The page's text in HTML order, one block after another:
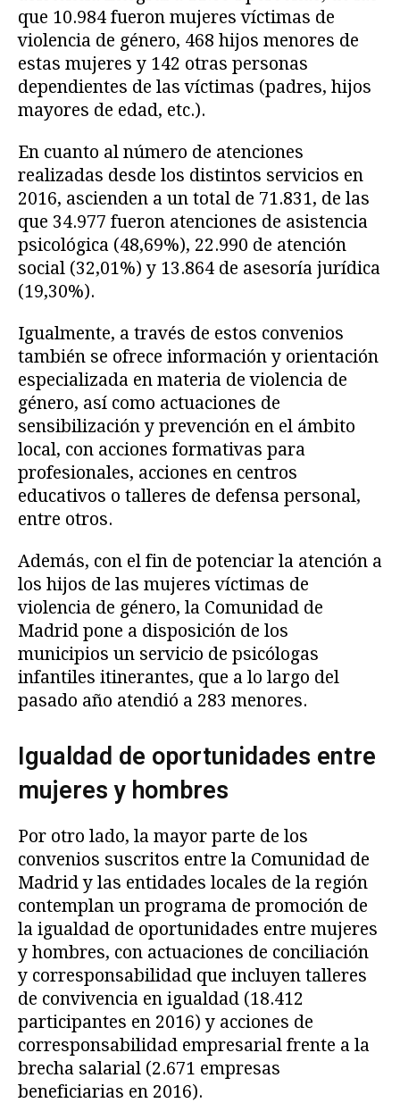
que 10.984 fueron mujeres víctimas de
violencia de género, 468 hijos menores de
estas mujeres y 142 otras personas
dependientes de las víctimas (padres, hijos
mayores de edad, etc.).
En cuanto al número de atenciones
realizadas desde los distintos servicios en
2016, ascienden a un total de 71.831, de las
que 34.977 fueron atenciones de asistencia
psicológica (48,69%), 22.990 de atención
social (32,01%) y 13.864 de asesoría jurídica
(19,30%).
Igualmente, a través de estos convenios
también se ofrece información y orientación
especializada en materia de violencia de
género, así como actuaciones de
sensibilización y prevención en el ámbito
local, con acciones formativas para
profesionales, acciones en centros
educativos o talleres de defensa personal,
entre otros.
Además, con el fin de potenciar la atención a
los hijos de las mujeres víctimas de
violencia de género, la Comunidad de
Madrid pone a disposición de los
municipios un servicio de psicólogas
infantiles itinerantes, que a lo largo del
pasado año atendió a 283 menores.
Igualdad de oportunidades entre
mujeres y hombres
Por otro lado, la mayor parte de los
convenios suscritos entre la Comunidad de
Madrid y las entidades locales de la región
contemplan un programa de promoción de
la igualdad de oportunidades entre mujeres
y hombres, con actuaciones de conciliación
y corresponsabilidad que incluyen talleres
de convivencia en igualdad (18.412
participantes en 2016) y acciones de
corresponsabilidad empresarial frente a la
brecha salarial (2.671 empresas
beneficiarias en 2016).